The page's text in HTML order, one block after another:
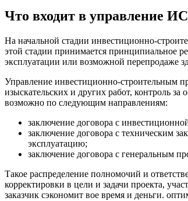
Что входит в управление
На начальной стадии инвестиционно-
этой стадии принимается принципиальное
эксплуатации или возможной перепродаже
Управление инвестиционно-строительным
изыскательских и других работ, контроль
возможно по следующим направлениям:
заключение договора с
заключение договора с техническим
эксплуатацию;
заключение договора с генеральным
Такое распределение полномочий и
корректировки в цели и задачи проекта,
заказчик сэкономит вое время и деньги.